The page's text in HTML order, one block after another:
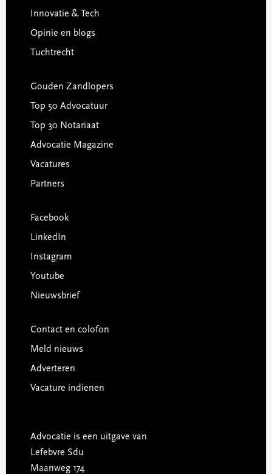
Innovatie & Tech
Opinie en blogs
Tuchtrecht
Gouden Zandlopers
Top 50 Advocatuur
Top 30 Notariaat
Advocatie Magazine
Vacatures
Partners
Facebook
LinkedIn
Instagram
Youtube
Nieuwsbrief
Contact en colofon
Meld nieuws
Adverteren
Vacature indienen
Advocatie is een uitgave van
Lefebvre Sdu
Maanweg 174